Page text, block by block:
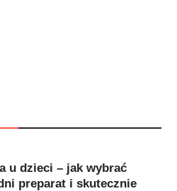
u dzieci – jak wybrać
preparat i skutecznie